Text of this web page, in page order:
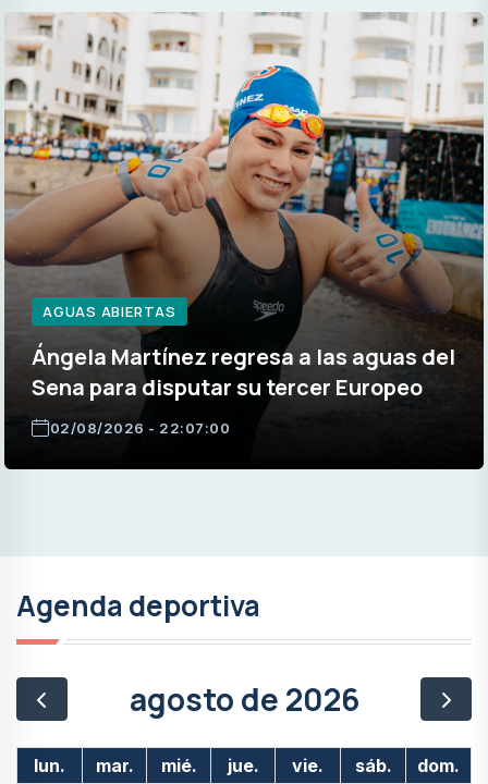
AGUAS ABIERTAS
Ángela Martínez regresa a las aguas del
Sena para disputar su tercer Europeo
02/08/2026 - 22:07:00
Agenda deportiva
agosto de 2026
lun. mar. mié. jue. vie. sáb.
dom.